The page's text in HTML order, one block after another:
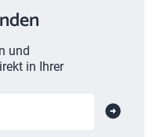
und
in Ihrer